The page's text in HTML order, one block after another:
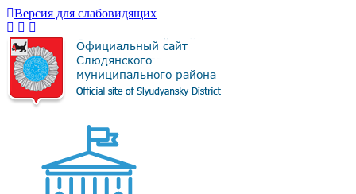
Версия для слабовидящих